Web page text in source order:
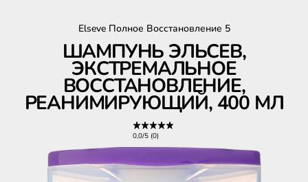
Elseve Полное Восстановление 5
ШАМПУНЬ ЭЛЬСЕВ,
ЭКСТРЕМАЛЬНОЕ
ВОССТАНОВЛЕНИЕ,
РЕАНИМИРУЮЩИЙ, 400 МЛ
0,0/5 (0)